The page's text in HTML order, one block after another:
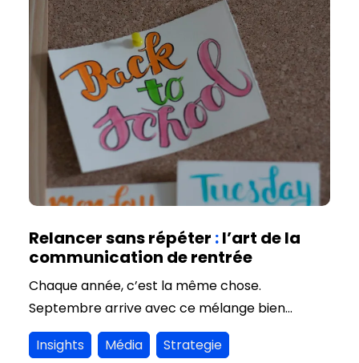
Relancer sans répéter :l’art de la
communication de rentrée
Chaque année, c’est la même chose.
Septembre arrive avec ce mélange bien
particulier : l’agenda qui se remplit, les projets
qui se bousculent, les équipes qui se retrouvent.
Insights Média
Strategie